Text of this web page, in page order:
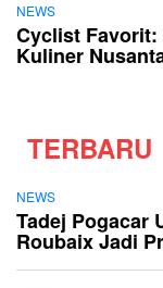
NEWS
Cyclist Favorit:
Kuliner
TERBARU
NEWS
Tadej Pogacar
Roubaix Jadi